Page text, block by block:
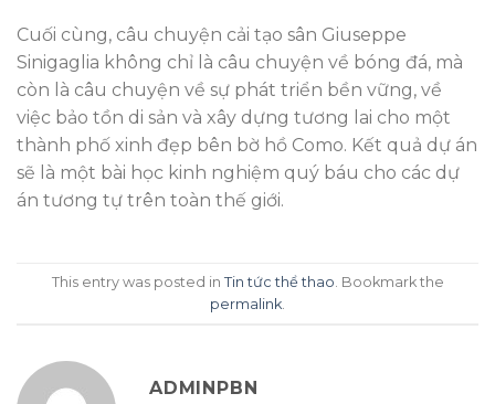
Cuối cùng, câu chuyện cải tạo sân Giuseppe
Sinigaglia không chỉ là câu chuyện về bóng đá, mà
còn là câu chuyện về sự phát triển bền vững, về
việc bảo tồn di sản và xây dựng tương lai cho một
thành phố xinh đẹp bên bờ hồ Como. Kết quả dự án
sẽ là một bài học kinh nghiệm quý báu cho các dự
án tương tự trên toàn thế giới.
This entry was posted in Tin tức thể thao . Bookmark the
permalink
ADMINPBN